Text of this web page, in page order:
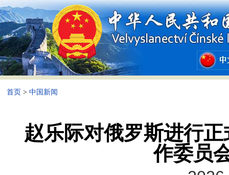
首页 > 中国新闻
赵乐际对俄罗斯进行
作委员